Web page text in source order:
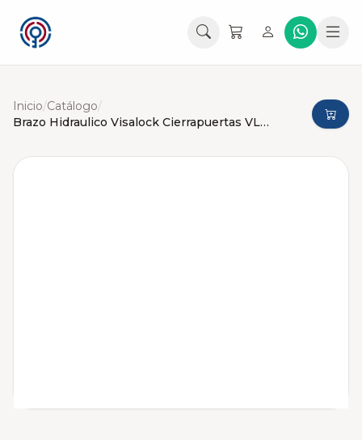
Inicio/Catálogo/
Brazo Hidraulico Visalock Cierrapuertas VL536 (40-150kg)